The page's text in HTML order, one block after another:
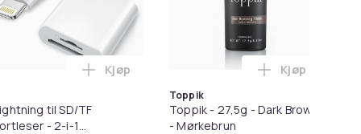
i handlekurven
Dry Shampoo Nonaerosol Balances Scalp & Controls
til SD/TF
- 2-i-1
Legg Lightning til SD/TF Kortleser - 2-i-1
Kjøp
Toppik
Toppik - 27,5g - Dark Brown
- Mørkebrun
Legg Toppik
Kjøp